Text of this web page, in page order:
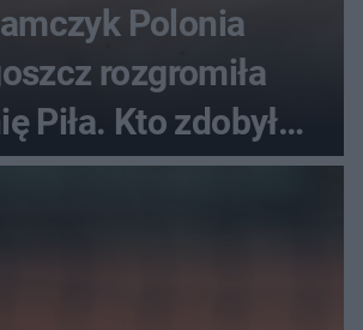
Polonia
rozgromiła
Piła. Kto zdobył
punktów?